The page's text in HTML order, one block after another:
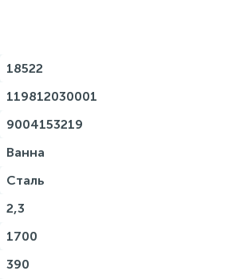
18522
119812030001
9004153219
Ванна
Сталь
2,3
1700
390